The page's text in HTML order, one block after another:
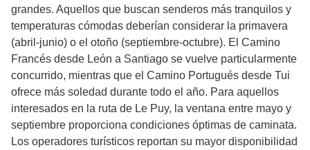
grandes. Aquellos que buscan senderos más tranquilos y
temperaturas cómodas deberían considerar la primavera
(abril-junio) o el otoño (septiembre-octubre). El Camino
Francés desde León a Santiago se vuelve particularmente
concurrido, mientras que el Camino Portugués desde Tui
ofrece más soledad durante todo el año. Para aquellos
interesados en la ruta de Le Puy, la ventana entre mayo y
septiembre proporciona condiciones óptimas de caminata.
Los operadores turísticos reportan su mayor disponibilidad